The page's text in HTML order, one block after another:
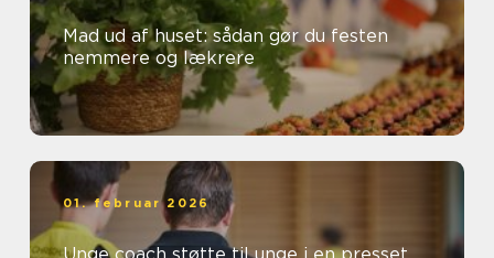
Mad ud af huset: sådan gør du festen
nemmere og lækrere
01. februar 2026